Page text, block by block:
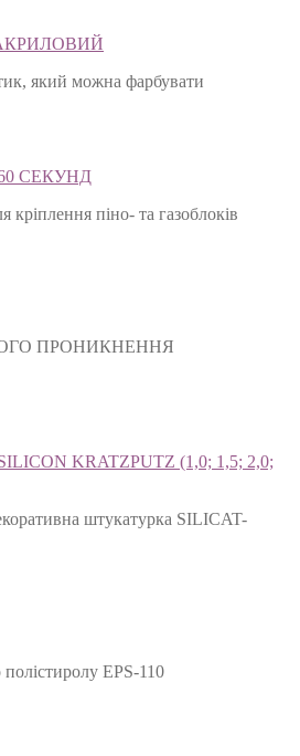
який можна фарбувати
СЕКУНД
кріплення піно- та газоблоків
ПРОНИКНЕННЯ
KRATZPUTZ (1,0; 1,5; 2,0;
штукатурка SILICAT-
EPS-110